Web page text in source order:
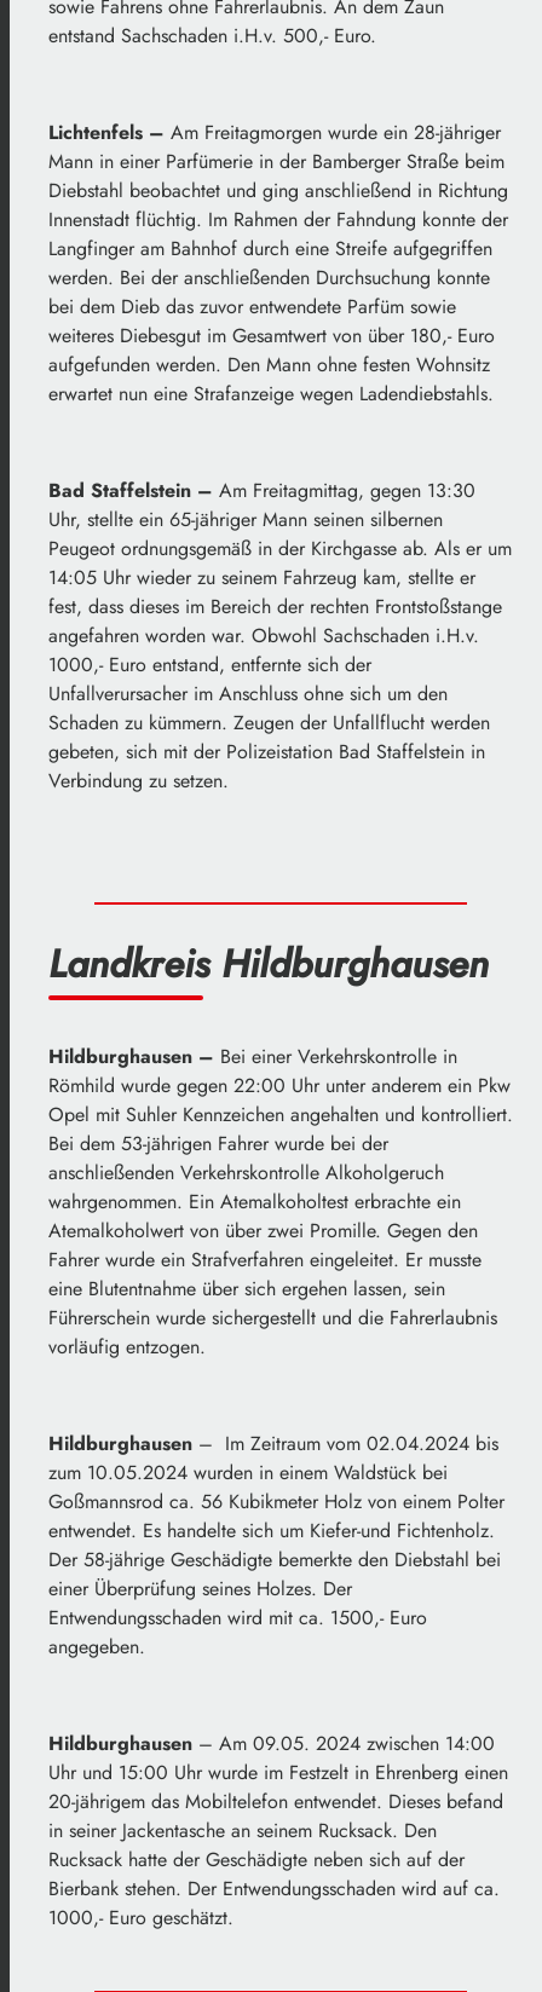
sowie Fahrens ohne Fahrerlaubnis. An dem Zaun
entstand Sachschaden i.H.v. 500,- Euro.
Lichtenfels – Am Freitagmorgen wurde ein 28-jähriger
Mann in einer Parfümerie in der Bamberger Straße beim
Diebstahl beobachtet und ging anschließend in Richtung
Innenstadt flüchtig. Im Rahmen der Fahndung konnte der
Langfinger am Bahnhof durch eine Streife aufgegriffen
werden. Bei der anschließenden Durchsuchung konnte
bei dem Dieb das zuvor entwendete Parfüm sowie
weiteres Diebesgut im Gesamtwert von über 180,- Euro
aufgefunden werden. Den Mann ohne festen Wohnsitz
erwartet nun eine Strafanzeige wegen Ladendiebstahls.
Bad Staffelstein – Am Freitagmittag, gegen 13:30
Uhr, stellte ein 65-jähriger Mann seinen silbernen
Peugeot ordnungsgemäß in der Kirchgasse ab. Als er um
14:05 Uhr wieder zu seinem Fahrzeug kam, stellte er
fest, dass dieses im Bereich der rechten Frontstoßstange
angefahren worden war. Obwohl Sachschaden i.H.v.
1000,- Euro entstand, entfernte sich der
Unfallverursacher im Anschluss ohne sich um den
Schaden zu kümmern. Zeugen der Unfallflucht werden
gebeten, sich mit der Polizeistation Bad Staffelstein in
Verbindung zu setzen.
Landkreis Hildburghausen
Hildburghausen – Bei einer Verkehrskontrolle in
Römhild wurde gegen 22:00 Uhr unter anderem ein Pkw
Opel mit Suhler Kennzeichen angehalten und kontrolliert.
Bei dem 53-jährigen Fahrer wurde bei der
anschließenden Verkehrskontrolle Alkoholgeruch
wahrgenommen. Ein Atemalkoholtest erbrachte ein
Atemalkoholwert von über zwei Promille. Gegen den
Fahrer wurde ein Strafverfahren eingeleitet. Er musste
eine Blutentnahme über sich ergehen lassen, sein
Führerschein wurde sichergestellt und die Fahrerlaubnis
vorläufig entzogen.
Hildburghausen – Im Zeitraum vom 02.04.2024 bis
zum 10.05.2024 wurden in einem Waldstück bei
Goßmannsrod ca. 56 Kubikmeter Holz von einem Polter
entwendet. Es handelte sich um Kiefer-und Fichtenholz.
Der 58-jährige Geschädigte bemerkte den Diebstahl bei
einer Überprüfung seines Holzes. Der
Entwendungsschaden wird mit ca. 1500,- Euro
angegeben.
Hildburghausen – Am 09.05. 2024 zwischen 14:00
Uhr und 15:00 Uhr wurde im Festzelt in Ehrenberg einen
20-jährigem das Mobiltelefon entwendet. Dieses befand
in seiner Jackentasche an seinem Rucksack. Den
Rucksack hatte der Geschädigte neben sich auf der
Bierbank stehen. Der Entwendungsschaden wird auf ca.
1000,- Euro geschätzt.